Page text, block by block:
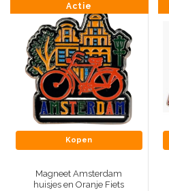
Actie
Kopen
Magneet Amsterdam
huisjes en Oranje Fiets